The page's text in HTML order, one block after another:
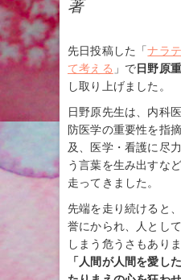
著
先日投稿した「ナラ
て考える 」で日野原
し取り上げました。
日野原先生は、内科
防医学の重要性を指
及、医学・看護に尽
う言葉を生み出すな
走ってきました。
先端を走り続けると
誉にかられ、人とし
しまう危うさもあり
「人間が人間を愛し